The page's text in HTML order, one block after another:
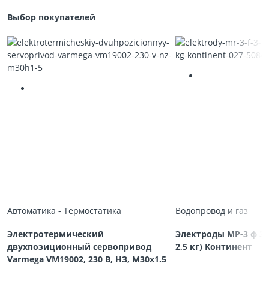
Выбор покупателей
Автоматика - Термостатика
Электротермический
двухпозиционный сервопривод
Varmega VM19002, 230 В, НЗ, M30х1.5
Водопровод и газ
Электроды МР-3 ф
2,5 кг) Континент